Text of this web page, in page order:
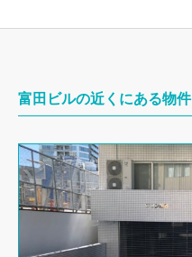
富田ビルの近くにある物件